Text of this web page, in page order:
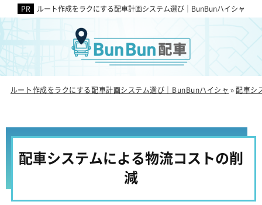
ルート作成をラクにする配車計画システム選び｜BunBunハイシャ
ルート作成をラクにする配車計画システム選び｜BunBunハイシャ »配車シ
配車システムによる物流コストの削
減